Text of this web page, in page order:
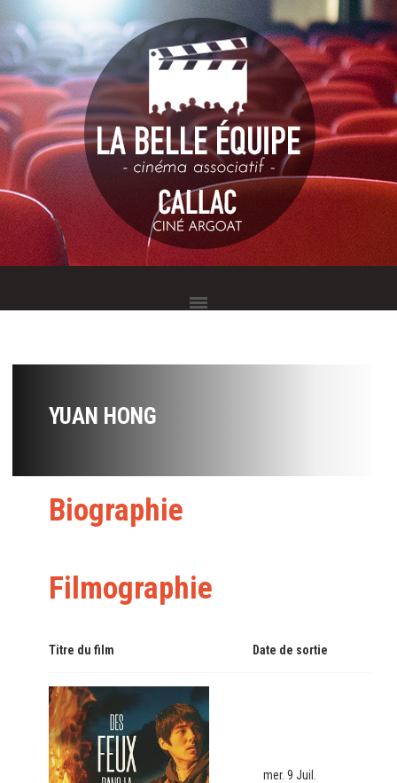
YUAN HONG
Biographie
Filmographie
Titre du film Date de sortie
mer. 9 Juil.